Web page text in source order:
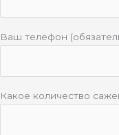
Ваш телефон
Какое количество